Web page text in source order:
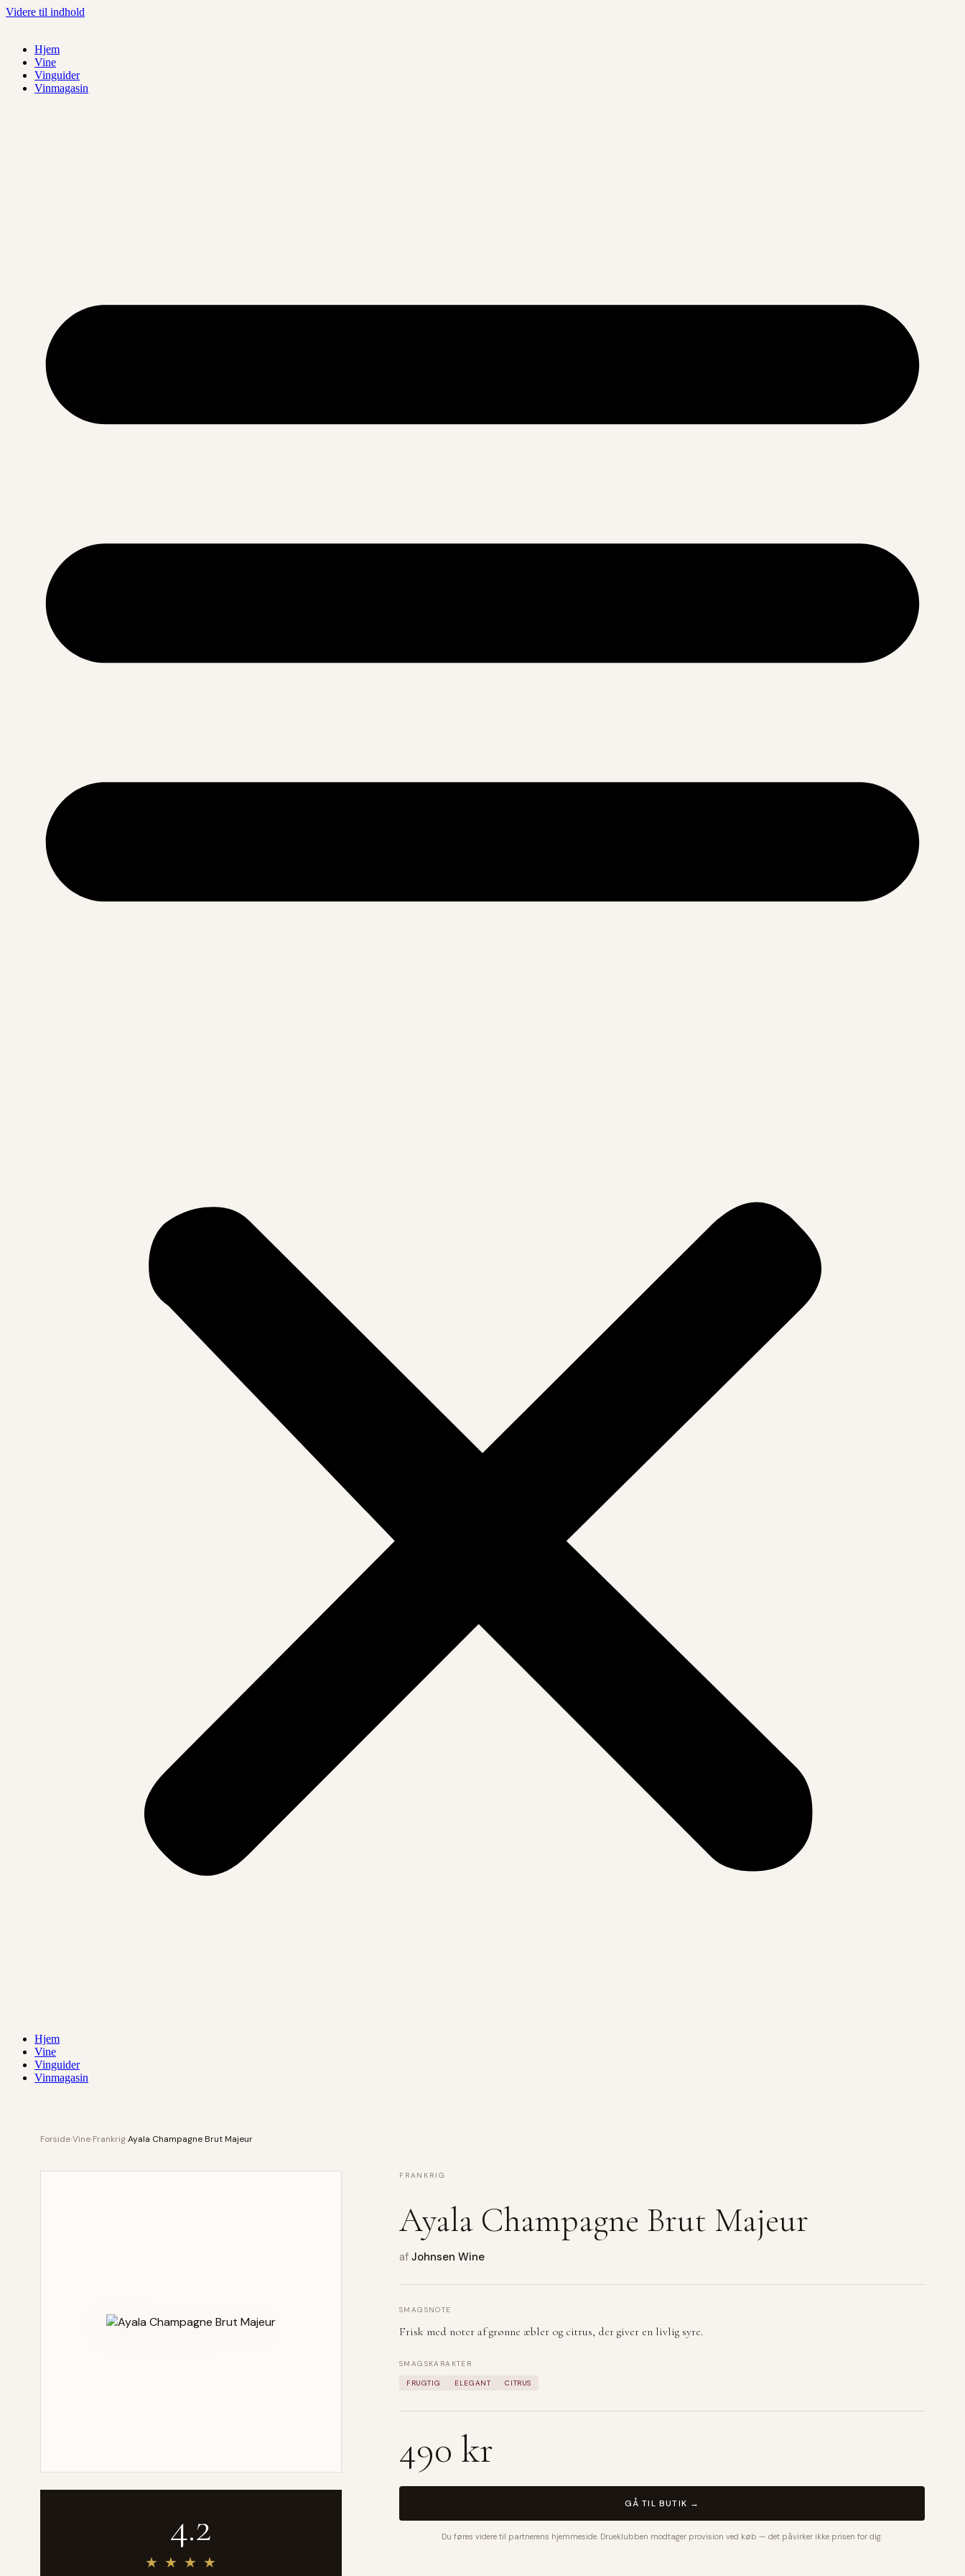
Videre til indhold
Hjem
Vine
Vinguider
Vinmagasin
Hjem
Vine
Vinguider
Vinmagasin
ForsideVine FrankrigAyala Champagne Brut Majeur
4.2
★ ★ ★ ★
FRANKRIG
Ayala Champagne Brut Majeur
af Johnsen Wine
SMAGSNOTE
Frisk med noter af grønne æbler og citrus, der giver en livlig syre.
SMAGSKARAKTER
FRUGTIG ELEGANT CITRUS
490 kr
GÅ TIL BUTIK →
Du føres videre til partnerens hjemmeside. Drueklubben modtager provision ved køb — det påvirker ikke prisen for dig.